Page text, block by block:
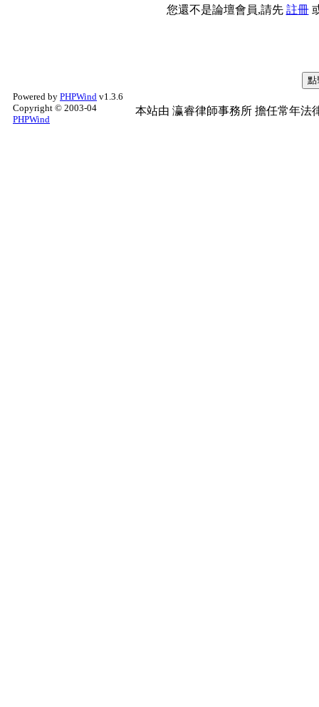
您還不是論壇會員,請先 註冊
Powered by PHPWind v1.3.6
Copyright © 2003-04
PHPWind
本站由 瀛睿律師事務所 擔任常年法